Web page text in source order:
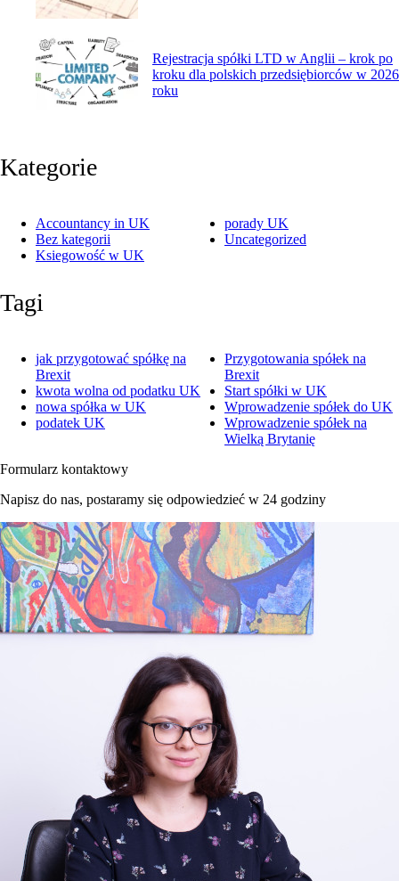
Rejestracja spółki LTD w Anglii – krok po
kroku dla polskich przedsiębiorców w 2026
roku
Kategorie
Accountancy in UK
Bez kategorii
Ksiegowość w UK
porady UK
Uncategorized
Tagi
jak przygotować spółkę na
Brexit
kwota wolna od podatku UK
nowa spółka w UK
podatek UK
Przygotowania spółek na
Brexit
Start spółki w UK
Wprowadzenie spółek do UK
Wprowadzenie spółek na
Wielką Brytanię
Formularz kontaktowy
Napisz do nas, postaramy się odpowiedzieć w 24 godziny